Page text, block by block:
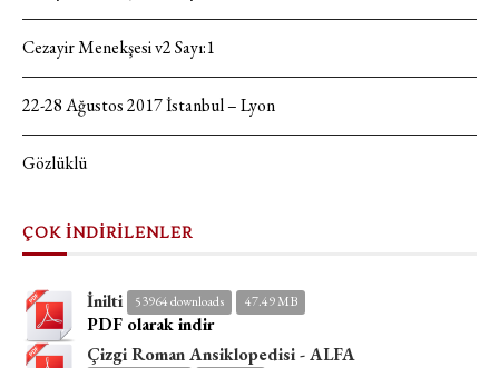
Cezayir Menekşesi v2 Sayı:1
22-28 Ağustos 2017 İstanbul – Lyon
Gözlüklü
ÇOK İNDİRİLENLER
İnilti 53964 downloads 47.49 MB
PDF olarak indir
Çizgi Roman Ansiklopedisi - ALFA